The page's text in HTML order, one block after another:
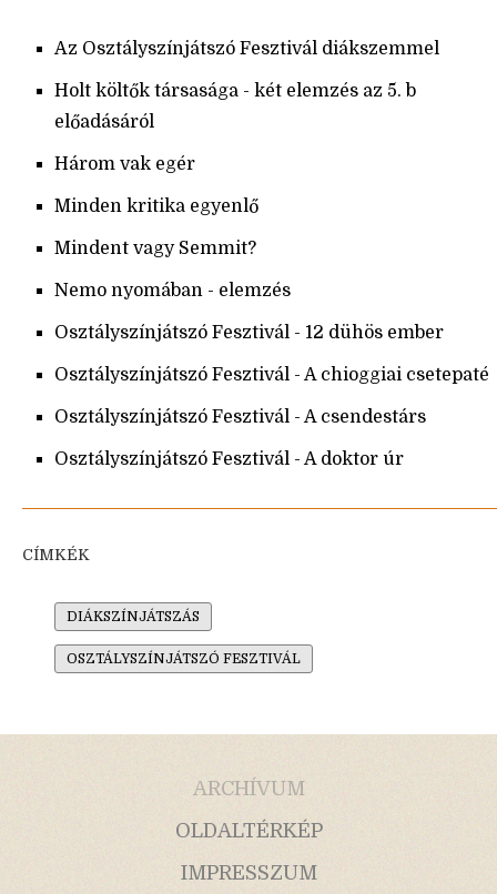
Az Osztályszínjátszó Fesztivál diákszemmel
Holt költők társasága - két elemzés az 5. b
előadásáról
Három vak egér
Minden kritika egyenlő
Mindent vagy Semmit?
Nemo nyomában - elemzés
Osztályszínjátszó Fesztivál - 12 dühös ember
Osztályszínjátszó Fesztivál - A chioggiai csetepaté
Osztályszínjátszó Fesztivál - A csendestárs
Osztályszínjátszó Fesztivál - A doktor úr
CÍMKÉK
DIÁKSZÍNJÁTSZÁS
OSZTÁLYSZÍNJÁTSZÓ FESZTIVÁL
ARCHÍVUM
OLDALTÉRKÉP
IMPRESSZUM